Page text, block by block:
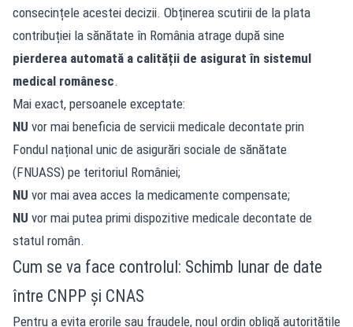
consecințele acestei decizii. Obținerea scutirii de la plata
contribuției la sănătate în România atrage după sine
pierderea automată a calității de asigurat în sistemul
medical românesc.
Mai exact, persoanele exceptate:
NU vor mai beneficia de servicii medicale decontate prin
Fondul național unic de asigurări sociale de sănătate
(FNUASS) pe teritoriul României;
NU vor mai avea acces la medicamente compensate;
NU vor mai putea primi dispozitive medicale decontate de
statul român.
Cum se va face controlul: Schimb lunar de date
între CNPP și CNAS
Pentru a evita erorile sau fraudele, noul ordin obligă autoritățile